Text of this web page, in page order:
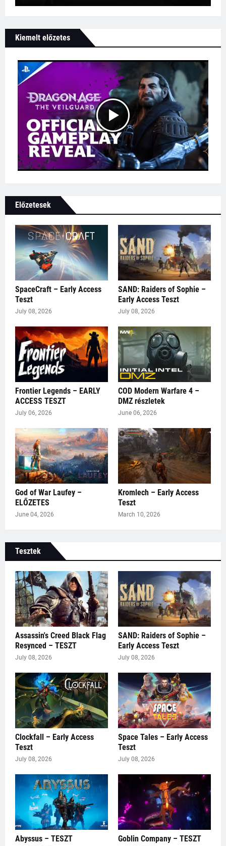
Kiemelt előzetes
Előzetesek
SpaceCraft – Early Access
Teszt
July 08, 2026
SAND: Raiders of Sophie –
Early Access Teszt
July 08, 2026
Frontier Legends – EARLY
ACCESS TESZT
July 06, 2026
COD Modern Warfare 4 –
DMZ részletek
June 06, 2026
God of War Laufey –
ELŐZETES
June 04, 2026
Kromlech – Early Access
Teszt
March 10, 2026
Tesztek
Assassin's Creed Black Flag
Resynced – TESZT
July 08, 2026
SAND: Raiders of Sophie –
Early Access Teszt
July 08, 2026
Clockfall – Early Access
Teszt
July 08, 2026
Space Tales – Early Access
Teszt
July 08, 2026
Abyssus – TESZT Goblin Company – TESZT